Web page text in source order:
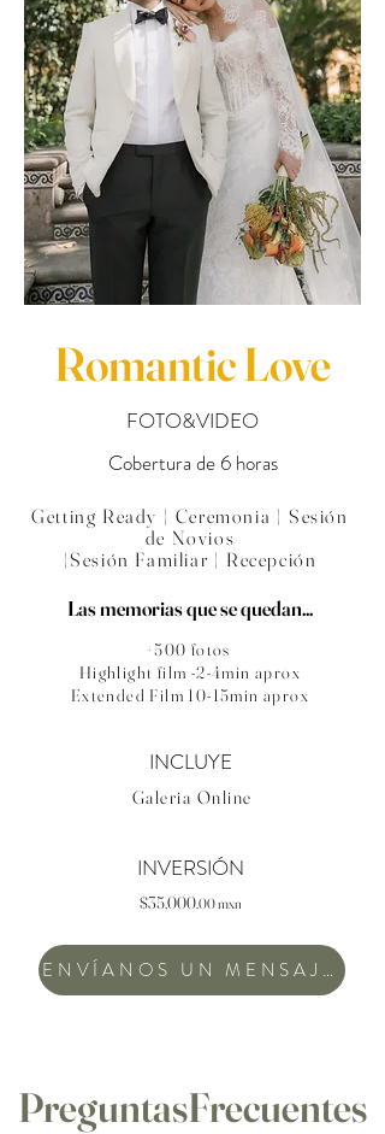
Romantic Love
FOTO&VIDEO
Cobertura de 6 horas
Getting Ready | Ceremonia | Sesión
de Novios
|Sesión Familiar | Recepción
Las memorias que se quedan...
+500 fotos
Highlight film -2-4min aprox
Extended Film 10-15min aprox
INCLUYE
Galeria Online
INVERSIÓN
$35,000.00 mxn
ENVÍANOS UN MENSAJE
PreguntasFrecuentes